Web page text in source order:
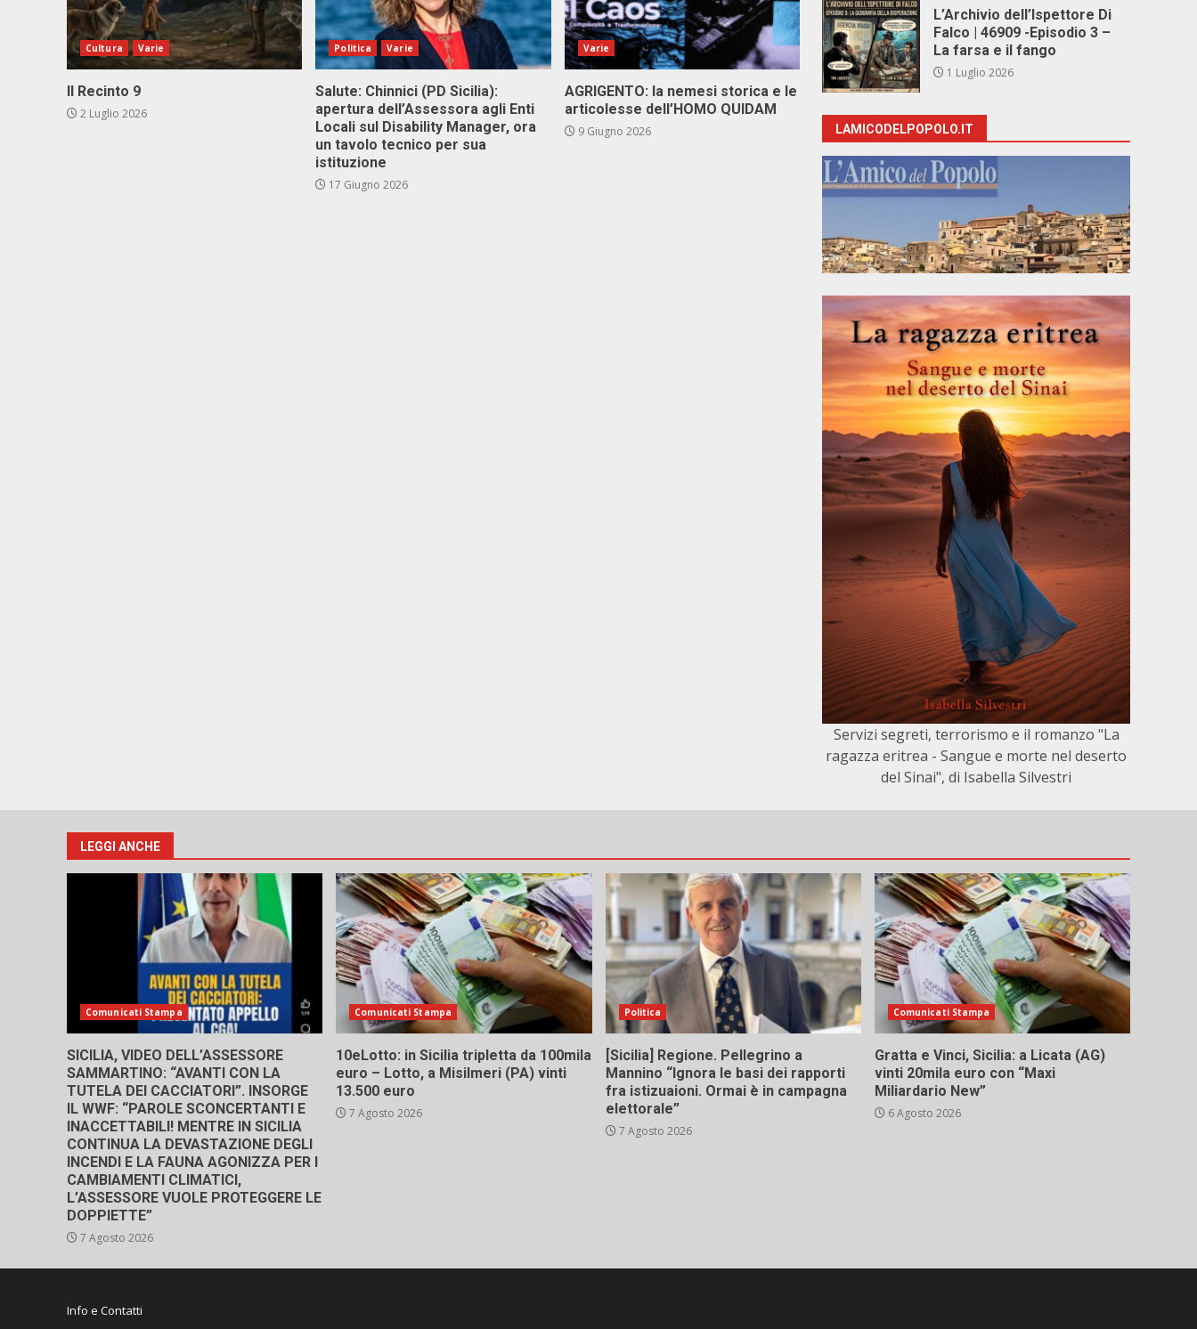
Cultura Varie
Il Recinto 9
2 Luglio 2026
Politica Varie
Salute: Chinnici (PD Sicilia):
apertura dell’Assessora agli Enti
Locali sul Disability Manager, ora
un tavolo tecnico per sua
istituzione
17 Giugno 2026
Varie
AGRIGENTO: la nemesi storica e le
articolesse dell’HOMO QUIDAM
9 Giugno 2026
L’Archivio dell’Ispettore Di
Falco | 46909 -Episodio 3 –
La farsa e il fango
1 Luglio 2026
LAMICODELPOPOLO.IT
Servizi segreti, terrorismo e il romanzo "La
ragazza eritrea - Sangue e morte nel deserto
del Sinai", di Isabella Silvestri
LEGGI ANCHE
Comunicati Stampa
SICILIA, VIDEO DELL’ASSESSORE
SAMMARTINO: “AVANTI CON LA
TUTELA DEI CACCIATORI”. INSORGE
IL WWF: “PAROLE SCONCERTANTI E
INACCETTABILI! MENTRE IN SICILIA
CONTINUA LA DEVASTAZIONE DEGLI
INCENDI E LA FAUNA AGONIZZA PER I
CAMBIAMENTI CLIMATICI,
L’ASSESSORE VUOLE PROTEGGERE LE
DOPPIETTE”
7 Agosto 2026
Comunicati Stampa
10eLotto: in Sicilia tripletta da 100mila
euro – Lotto, a Misilmeri (PA) vinti
13.500 euro
7 Agosto 2026
Politica
[Sicilia] Regione. Pellegrino a
Mannino “Ignora le basi dei rapporti
fra istizuaioni. Ormai è in campagna
elettorale”
7 Agosto 2026
Comunicati Stampa
Gratta e Vinci, Sicilia: a Licata (AG)
vinti 20mila euro con “Maxi
Miliardario New”
6 Agosto 2026
Info e Contatti